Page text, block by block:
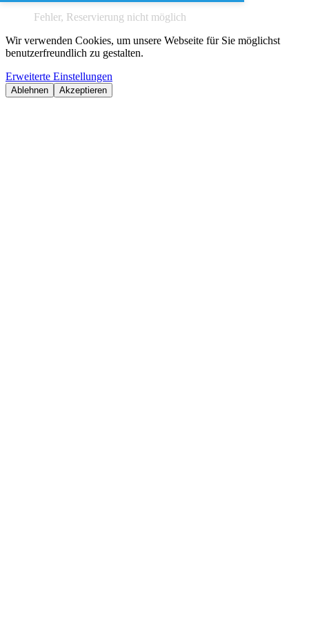
Fehler, Reservierung nicht möglich
Wir verwenden Cookies, um unsere Webseite für Sie möglichst
benutzerfreundlich zu gestalten.
Erweiterte Einstellungen
Ablehnen Akzeptieren